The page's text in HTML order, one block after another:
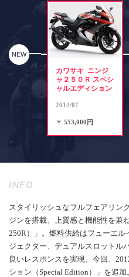
NEW
カワサキ ニンジ
ャ２５０Ｒ スペシ
ャルエディション
2012/07
￥ 553,000円
INFO
スタイリッシュなフルフェアリン
ジンを搭載、上質感と機能性を兼
250R）」。燃料供給はフューエ
ジェクター、デュアルスロットル
良いレスポンスを実現。今回、
ション（Special Edition）」を追